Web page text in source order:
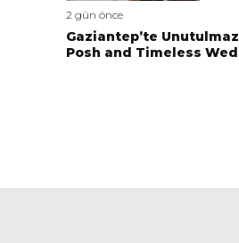
2 gün önce
Gaziantep’te
Posh and Timeless